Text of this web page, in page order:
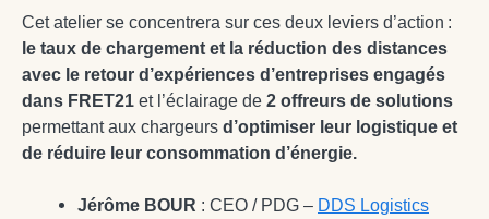
Cet atelier se concentrera sur ces deux leviers d’action :
le taux de chargement et la réduction des distances
avec le retour d’expériences d’entreprises engagés
dans FRET21 et l’éclairage de 2 offreurs de solutions
permettant aux chargeurs d’optimiser leur logistique et
de réduire leur consommation d’énergie.
Jérôme BOUR : CEO / PDG – DDS Logistics